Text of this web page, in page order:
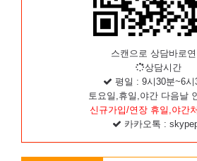
스캔으로 상담바로연
상담시간
평일 : 9시30분~6시
토요일,휴일,야간 다음날
신규가입/연장 휴일,야간
카카오톡 :